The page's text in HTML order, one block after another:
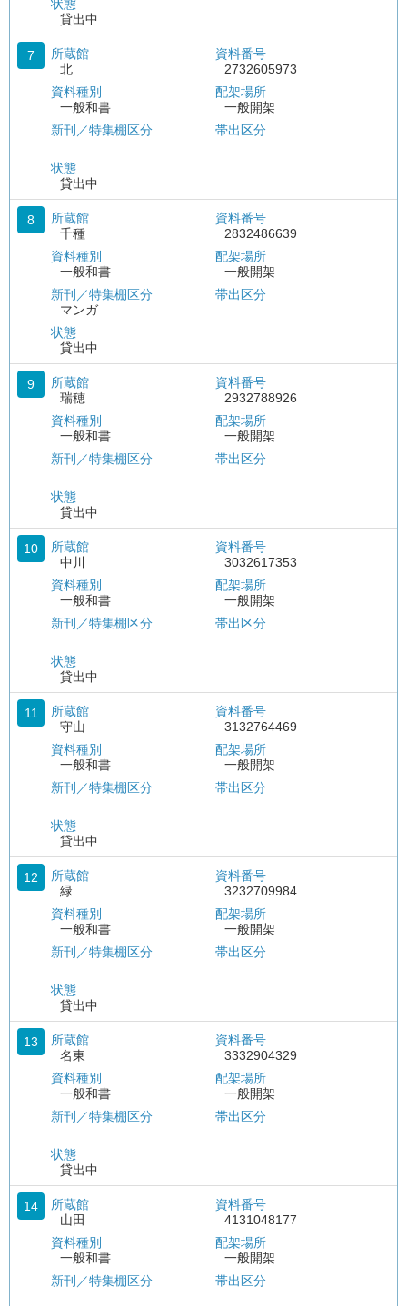
状態
貸出中
7
所蔵館
北
資料種別
一般和書
新刊／特集棚区分
状態
貸出中
資料番号
2732605973
配架場所
一般開架
帯出区分
8
所蔵館
千種
資料種別
一般和書
新刊／特集棚区分
マンガ
状態
貸出中
資料番号
2832486639
配架場所
一般開架
帯出区分
9
所蔵館
瑞穂
資料種別
一般和書
新刊／特集棚区分
状態
貸出中
資料番号
2932788926
配架場所
一般開架
帯出区分
10
所蔵館
中川
資料種別
一般和書
新刊／特集棚区分
状態
貸出中
資料番号
3032617353
配架場所
一般開架
帯出区分
11
所蔵館
守山
資料種別
一般和書
新刊／特集棚区分
状態
貸出中
資料番号
3132764469
配架場所
一般開架
帯出区分
12
所蔵館
緑
資料種別
一般和書
新刊／特集棚区分
状態
貸出中
資料番号
3232709984
配架場所
一般開架
帯出区分
13
所蔵館
名東
資料種別
一般和書
新刊／特集棚区分
状態
貸出中
資料番号
3332904329
配架場所
一般開架
帯出区分
14
所蔵館
山田
資料種別
一般和書
新刊／特集棚区分
資料番号
4131048177
配架場所
一般開架
帯出区分